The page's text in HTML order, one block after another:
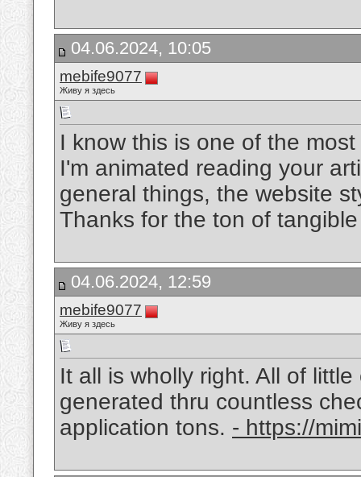
04.06.2024, 10:05
mebife9077
Живу я здесь
I know this is one of the
I'm animated reading your
general things, the website
Thanks for the ton of
04.06.2024, 12:59
mebife9077
Живу я здесь
It all is wholly right. All of
generated thru countless
application tons. - https://